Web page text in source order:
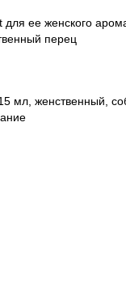
для ее женского
перец